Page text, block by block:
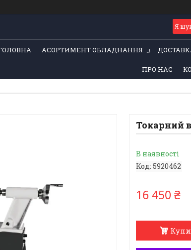
АСОРТИМЕНТ ОБЛАДНАННЯ
ПРО НАС
Токарний
В наявності
Код: 5920462
16 450 ₴